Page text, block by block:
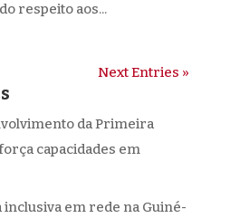
respeito aos...
Next Entries »
da Primeira
capacidades em
inclusiva em rede na Guiné-